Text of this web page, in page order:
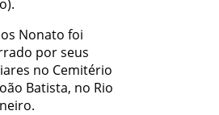
Nonato foi
por seus
no Cemitério
Batista, no Rio